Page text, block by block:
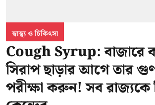
স্বাস্থ্য ও চিকিৎসা
Cough Syrup: বাজারে
সিরাপ ছাড়ার আগে তার
পরীক্ষা করুন! সব রাজ্যকে